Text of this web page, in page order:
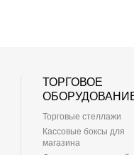
ТОРГОВОЕ
Торговые стеллажи
Кассовые боксы для
магазина